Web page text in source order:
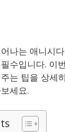
나는 애니시
수입니다. 이
는 팁을 상세
세요.